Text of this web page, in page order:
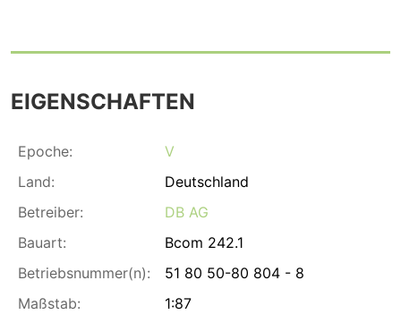
EIGENSCHAFTEN
Epoche:
V
Land:
Deutschland
Betreiber:
DB AG
Bauart:
Bcom 242.1
Betriebsnummer(n):
51 80 50-80 804 - 8
Maßstab:
1:87